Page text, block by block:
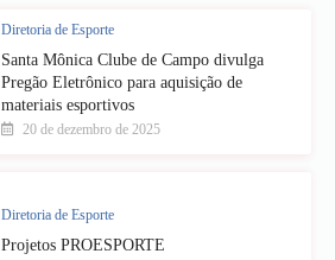
Diretoria de Esporte
Santa Mônica Clube de Campo divulga
Pregão Eletrônico para aquisição de
materiais esportivos
20 de dezembro de 2025
Diretoria de Esporte
Projetos PROESPORTE